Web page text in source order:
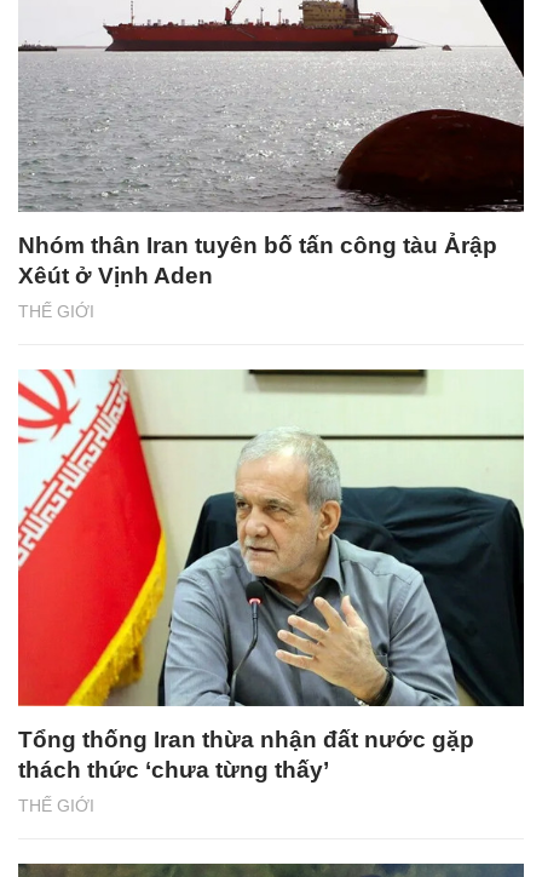
THẾ GIỚI
Nhóm thân Iran tuyên bố tấn công tàu Ảrập
Xêút ở Vịnh Aden
THẾ GIỚI
Tổng thống Iran thừa nhận đất nước gặp
thách thức ‘chưa từng thấy’